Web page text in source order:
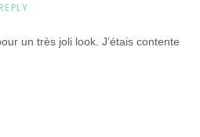
un très joli look. J’étais contente